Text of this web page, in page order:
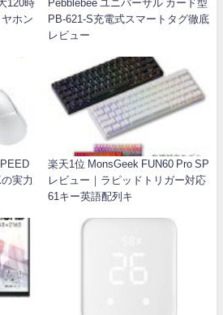
120時
ホン
Pebblebee ユニバーサル カード型
PB-621-S充電式スマートタグ徹底
レビュー
実力
楽天1位 MonsGeek FUN60 Pro SP
レビュー｜ラピッドトリガー対応
61キー英語配列キ